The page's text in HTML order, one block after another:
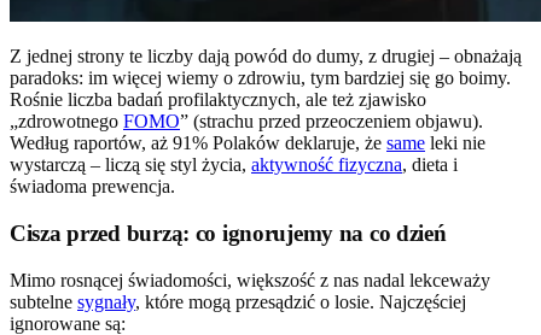
Z jednej strony te liczby dają powód do dumy, z drugiej – obnażają
paradoks: im więcej wiemy o zdrowiu, tym bardziej się go boimy.
Rośnie liczba badań profilaktycznych, ale też zjawisko
„zdrowotnego FOMO” (strachu przed przeoczeniem objawu).
Według raportów, aż 91% Polaków deklaruje, że same leki nie
wystarczą – liczą się styl życia, aktywność fizyczna, dieta i
świadoma prewencja.
Cisza przed burzą: co ignorujemy na co dzień
Mimo rosnącej świadomości, większość z nas nadal lekceważy
subtelne sygnały, które mogą przesądzić o losie. Najczęściej
ignorowane są: